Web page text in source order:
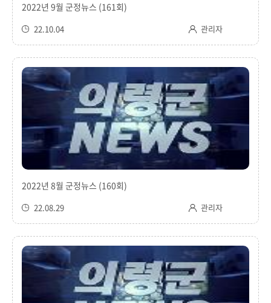
2022년 9월 군정뉴스 (161회)
22.10.04 관리자
2022년 8월 군정뉴스 (160회)
22.08.29 관리자